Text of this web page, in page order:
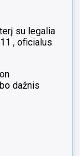
su legalia
, oficialus
dažnis